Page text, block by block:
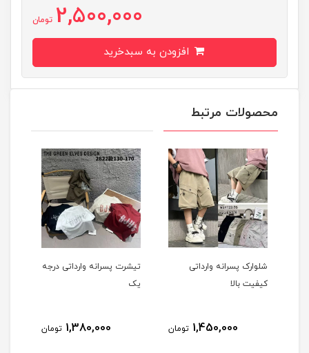
2,500,000 تومان
محصولات مرتبط
شلوارک پسرانه وارداتی
کیفیت بالا
1,450,000 تومان
تیشرت پسرانه وارداتی درجه
یک
1,380,000 تومان